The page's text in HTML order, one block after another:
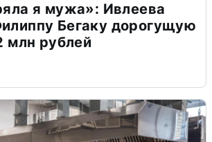
я мужа»: Ивлеева
Бегаку дорогущую
млн рублей